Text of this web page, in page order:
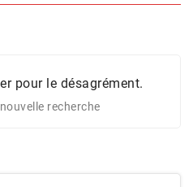
pour le désagrément.
recherche